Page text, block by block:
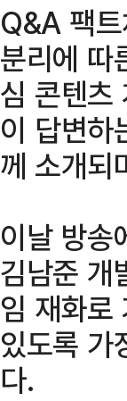
Q&A 팩
분리에
심 콘텐츠
이 답변하
께 소개되
이날 방송
김남준 개
임 재화로
있도록 가
다.